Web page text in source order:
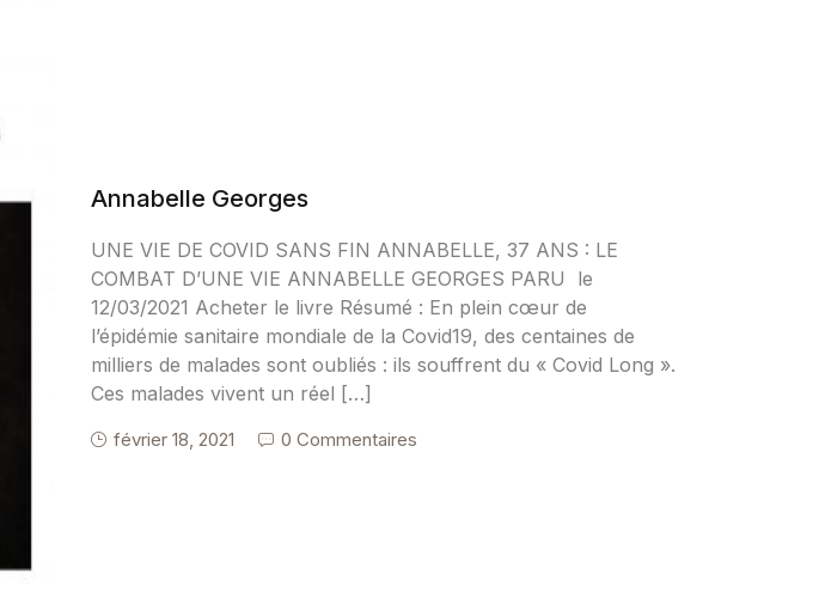
Annabelle Georges
UNE VIE DE COVID SANS FIN ANNABELLE, 37 ANS : LE
COMBAT D’UNE VIE ANNABELLE GEORGES PARU le
12/03/2021 Acheter le livre Résumé : En plein cœur de
l’épidémie sanitaire mondiale de la Covid19, des centaines de
milliers de malades sont oubliés : ils souffrent du « Covid Long ».
Ces malades vivent un réel […]
février 18, 2021 0 Commentaires